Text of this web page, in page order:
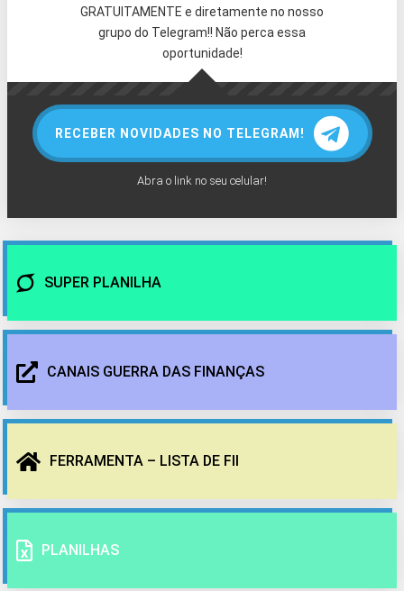
GRATUITAMENTE e diretamente no nosso
grupo do Telegram!! Não perca essa
oportunidade!
RECEBER NOVIDADES NO TELEGRAM!
Abra o link no seu celular!
SUPER PLANILHA
CANAIS GUERRA DAS FINANÇAS
FERRAMENTA – LISTA DE FII
PLANILHAS